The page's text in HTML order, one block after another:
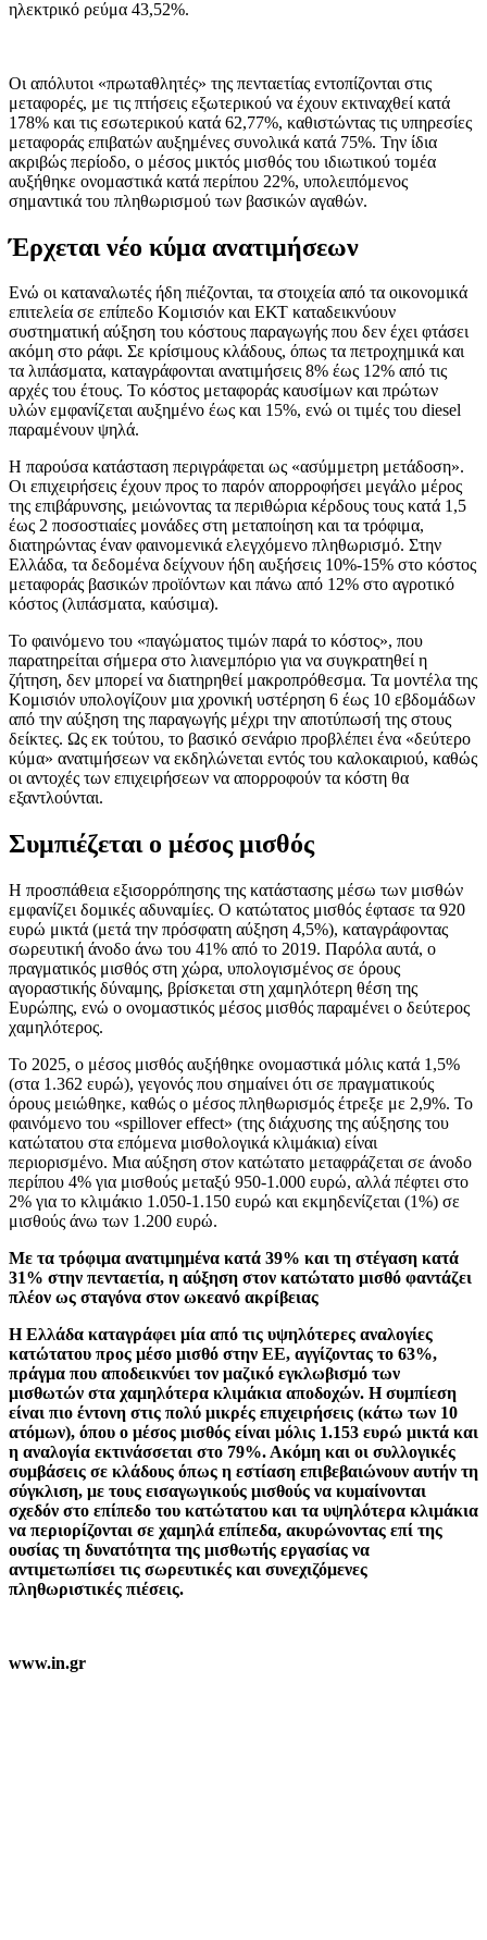
ηλεκτρικό ρεύμα 43,52%.
Οι απόλυτοι «πρωταθλητές» της πενταετίας εντοπίζονται στις
μεταφορές, με τις πτήσεις εξωτερικού να έχουν εκτιναχθεί κατά
178% και τις εσωτερικού κατά 62,77%, καθιστώντας τις υπηρεσίες
μεταφοράς επιβατών αυξημένες συνολικά κατά 75%. Την ίδια
ακριβώς περίοδο, ο μέσος μικτός μισθός του ιδιωτικού τομέα
αυξήθηκε ονομαστικά κατά περίπου 22%, υπολειπόμενος
σημαντικά του πληθωρισμού των βασικών αγαθών.
Έρχεται νέο κύμα ανατιμήσεων
Ενώ οι καταναλωτές ήδη πιέζονται, τα στοιχεία από τα οικονομικά
επιτελεία σε επίπεδο Κομισιόν και ΕΚΤ καταδεικνύουν
συστηματική αύξηση του κόστους παραγωγής που δεν έχει φτάσει
ακόμη στο ράφι. Σε κρίσιμους κλάδους, όπως τα πετροχημικά και
τα λιπάσματα, καταγράφονται ανατιμήσεις 8% έως 12% από τις
αρχές του έτους. Το κόστος μεταφοράς καυσίμων και πρώτων
υλών εμφανίζεται αυξημένο έως και 15%, ενώ οι τιμές του diesel
παραμένουν ψηλά.
Η παρούσα κατάσταση περιγράφεται ως «ασύμμετρη μετάδοση».
Οι επιχειρήσεις έχουν προς το παρόν απορροφήσει μεγάλο μέρος
της επιβάρυνσης, μειώνοντας τα περιθώρια κέρδους τους κατά 1,5
έως 2 ποσοστιαίες μονάδες στη μεταποίηση και τα τρόφιμα,
διατηρώντας έναν φαινομενικά ελεγχόμενο πληθωρισμό. Στην
Ελλάδα, τα δεδομένα δείχνουν ήδη αυξήσεις 10%-15% στο κόστος
μεταφοράς βασικών προϊόντων και πάνω από 12% στο αγροτικό
κόστος (λιπάσματα, καύσιμα).
Το φαινόμενο του «παγώματος τιμών παρά το κόστος», που
παρατηρείται σήμερα στο λιανεμπόριο για να συγκρατηθεί η
ζήτηση, δεν μπορεί να διατηρηθεί μακροπρόθεσμα. Τα μοντέλα της
Κομισιόν υπολογίζουν μια χρονική υστέρηση 6 έως 10 εβδομάδων
από την αύξηση της παραγωγής μέχρι την αποτύπωσή της στους
δείκτες. Ως εκ τούτου, το βασικό σενάριο προβλέπει ένα «δεύτερο
κύμα» ανατιμήσεων να εκδηλώνεται εντός του καλοκαιριού, καθώς
οι αντοχές των επιχειρήσεων να απορροφούν τα κόστη θα
εξαντλούνται.
Συμπιέζεται ο μέσος μισθός
Η προσπάθεια εξισορρόπησης της κατάστασης μέσω των μισθών
εμφανίζει δομικές αδυναμίες. Ο κατώτατος μισθός έφτασε τα 920
ευρώ μικτά (μετά την πρόσφατη αύξηση 4,5%), καταγράφοντας
σωρευτική άνοδο άνω του 41% από το 2019. Παρόλα αυτά, ο
πραγματικός μισθός στη χώρα, υπολογισμένος σε όρους
αγοραστικής δύναμης, βρίσκεται στη χαμηλότερη θέση της
Ευρώπης, ενώ ο ονομαστικός μέσος μισθός παραμένει ο δεύτερος
χαμηλότερος.
Το 2025, ο μέσος μισθός αυξήθηκε ονομαστικά μόλις κατά 1,5%
(στα 1.362 ευρώ), γεγονός που σημαίνει ότι σε πραγματικούς
όρους μειώθηκε, καθώς ο μέσος πληθωρισμός έτρεξε με 2,9%. Το
φαινόμενο του «spillover effect» (της διάχυσης της αύξησης του
κατώτατου στα επόμενα μισθολογικά κλιμάκια) είναι
περιορισμένο. Μια αύξηση στον κατώτατο μεταφράζεται σε άνοδο
περίπου 4% για μισθούς μεταξύ 950-1.000 ευρώ, αλλά πέφτει στο
2% για το κλιμάκιο 1.050-1.150 ευρώ και εκμηδενίζεται (1%) σε
μισθούς άνω των 1.200 ευρώ.
Με τα τρόφιμα ανατιμημένα κατά 39% και τη στέγαση κατά
31% στην πενταετία, η αύξηση στον κατώτατο μισθό φαντάζει
πλέον ως σταγόνα στον ωκεανό ακρίβειας
Η Ελλάδα καταγράφει μία από τις υψηλότερες αναλογίες
κατώτατου προς μέσο μισθό στην ΕΕ, αγγίζοντας το 63%,
πράγμα που αποδεικνύει τον μαζικό εγκλωβισμό των
μισθωτών στα χαμηλότερα κλιμάκια αποδοχών. Η συμπίεση
είναι πιο έντονη στις πολύ μικρές επιχειρήσεις (κάτω των 10
ατόμων), όπου ο μέσος μισθός είναι μόλις 1.153 ευρώ μικτά και
η αναλογία εκτινάσσεται στο 79%. Ακόμη και οι συλλογικές
συμβάσεις σε κλάδους όπως η εστίαση επιβεβαιώνουν αυτήν τη
σύγκλιση, με τους εισαγωγικούς μισθούς να κυμαίνονται
σχεδόν στο επίπεδο του κατώτατου και τα υψηλότερα κλιμάκια
να περιορίζονται σε χαμηλά επίπεδα, ακυρώνοντας επί της
ουσίας τη δυνατότητα της μισθωτής εργασίας να
αντιμετωπίσει τις σωρευτικές και συνεχιζόμενες
πληθωριστικές πιέσεις.
www.in.gr